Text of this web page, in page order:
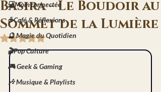
💻Mom'connectée
☕Café & Réflexions
🔮 Magie du Quotidien
🎬Pop Culture
🎮 Geek & Gaming
🎶 Musique & Playlists
Basira - Le Boudoir au
Sommet de la Lumière
Noté NaN étoiles sur 5.